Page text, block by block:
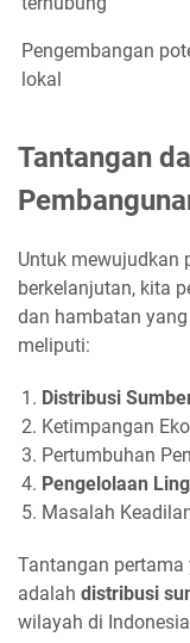
Pengembangan
lokal
Tantangan
Untuk mewujudkan
berkelanjutan, kita
dan hambatan
meliputi:
Distribusi
Ketimpangan
Pertumbuhan
Pengelolaan
Masalah
Tantangan
adalah distribusi
wilayah di